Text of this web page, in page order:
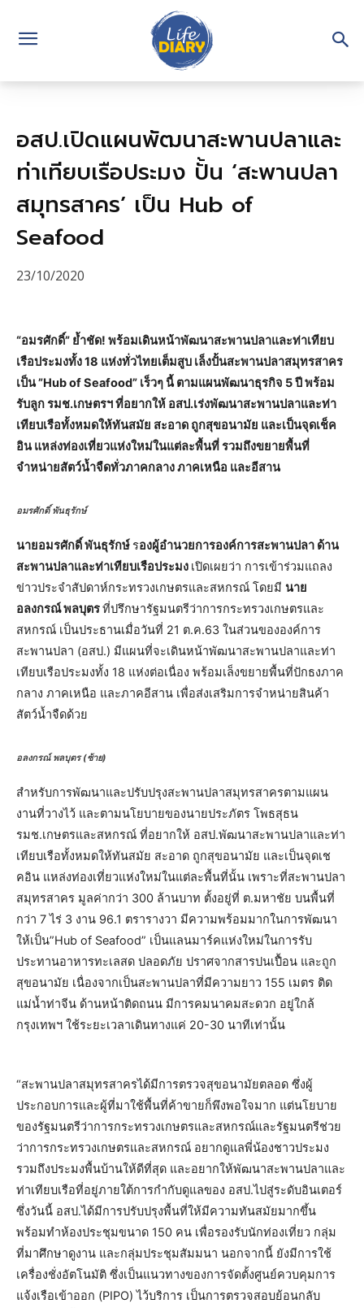
อสป.เปิดแผนพัฒนาสะพานปลาและ
ท่าเทียบเรือประมง ปั้น ‘สะพานปลา
สมุทรสาคร’ เป็น Hub of
Seafood
23/10/2020
“อมรศักดิ์” ย้ำชัด! พร้อมเดินหน้าพัฒนาสะพานปลาและท่าเทียบ
เรือประมงทั้ง 18 แห่งทั่วไทยเต็มสูบ เล็งปั้นสะพานปลาสมุทรสาคร
เป็น ”Hub of Seafood” เร็วๆ นี้ ตามแผนพัฒนาธุรกิจ 5 ปี พร้อม
รับลูก รมช.เกษตรฯ ที่อยากให้ อสป.เร่งพัฒนาสะพานปลาและท่า
เทียบเรือทั้งหมดให้ทันสมัย สะอาด ถูกสุขอนามัย และเป็นจุดเช็ค
อิน แหล่งท่องเที่ยวแห่งใหม่ในแต่ละพื้นที่ รวมถึงขยายพื้นที่
จำหน่ายสัตว์น้ำจืดทั่วภาคกลาง ภาคเหนือ และอีสาน
อมรศักดิ์ พันธุรักษ์
นายอมรศักดิ์ พันธุรักษ์ รองผู้อำนวยการองค์การสะพานปลา ด้าน
สะพานปลาและท่าเทียบเรือประมง เปิดเผยว่า การเข้าร่วมแถลง
ข่าวประจำสัปดาห์กระทรวงเกษตรและสหกรณ์ โดยมี นาย
อลงกรณ์ พลบุตรที่ปรึกษารัฐมนตรีว่าการกระทรวงเกษตรและ
สหกรณ์ เป็นประธานเมื่อวันที่ 21 ต.ค.63 ในส่วนขององค์การ
สะพานปลา (อสป.) มีแผนที่จะเดินหน้าพัฒนาสะพานปลาและท่า
เทียบเรือประมงทั้ง 18 แห่งต่อเนื่อง พร้อมเล็งขยายพื้นที่ปักธงภาค
กลาง ภาคเหนือ และภาคอีสาน เพื่อส่งเสริมการจำหน่ายสินค้า
สัตว์น้ำจืดด้วย
อลงกรณ์ พลบุตร (ซ้าย)
สำหรับการพัฒนาและปรับปรุงสะพานปลาสมุทรสาครตามแผน
งานที่วางไว้ และตามนโยบายของนายประภัตร โพธสุธน
รมช.เกษตรและสหกรณ์ ที่อยากให้ อสป.พัฒนาสะพานปลาและท่า
เทียบเรือทั้งหมดให้ทันสมัย สะอาด ถูกสุขอนามัย และเป็นจุดเช
คอิน แหล่งท่องเที่ยวแห่งใหม่ในแต่ละพื้นที่นั้น เพราะที่สะพานปลา
สมุทรสาคร มูลค่ากว่า 300 ล้านบาท ตั้งอยู่ที่ ต.มหาชัย บนพื้นที่
กว่า 7 ไร่ 3 งาน 96.1 ตรารางวา มีความพร้อมมากในการพัฒนา
ให้เป็น”Hub of Seafood” เป็นแลนมาร์คแห่งใหม่ในการรับ
ประทานอาหารทะเลสด ปลอดภัย ปราศจากสารปนเปื้อน และถูก
สุขอนามัย เนื่องจากเป็นสะพานปลาที่มีความยาว 155 เมตร ติด
แม่น้ำท่าจีน ด้านหน้าติดถนน มีการคมนาคมสะดวก อยู่ใกล้
กรุงเทพฯ ใช้ระยะเวลาเดินทางแค่ 20-30 นาทีเท่านั้น
“สะพานปลาสมุทรสาครได้มีการตรวจสุขอนามัยตลอด ซึ่งผู้
ประกอบการและผู้ที่มาใช้พื้นที่ค้าขายก็พึงพอใจมาก แต่นโยบาย
ของรัฐมนตรีว่าการกระทรวงเกษตรและสหกรณ์และรัฐมนตรีช่วย
ว่าการกระทรวงเกษตรและสหกรณ์ อยากดูแลพี่น้องชาวประมง
รวมถึงประมงพื้นบ้านให้ดีที่สุด และอยากให้พัฒนาสะพานปลาและ
ท่าเทียบเรือที่อยู่ภายใต้การกำกับดูแลของ อสป.ไปสู่ระดับอินเตอร์
ซึ่งวันนี้ อสป.ได้มีการปรับปรุงพื้นที่ให้มีความทันสมัยมากขึ้น
พร้อมทำห้องประชุมขนาด 150 คน เพื่อรองรับนักท่องเที่ยว กลุ่ม
ที่มาศึกษาดูงาน และกลุ่มประชุมสัมมนา นอกจากนี้ ยังมีการใช้
เครื่องชั่งอัตโนมัติ ซึ่งเป็นแนวทางของการจัดตั้งศูนย์ควบคุมการ
แจ้งเรือเข้าออก (PIPO) ไว้บริการ เป็นการตรวจสอบย้อนกลับ